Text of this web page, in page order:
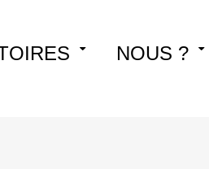
NOUS ?